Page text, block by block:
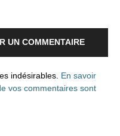
UN COMMENTAIRE
indésirables. En savoir
vos commentaires sont